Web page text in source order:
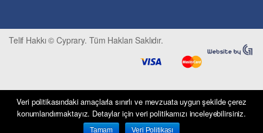
Psikoloji-Psikiyatri
Sivil Savunma ve Afet Yönetimi
Sosyal Bilimler
Spor, Seyahat ve Turizm
Telif Hakkı © Cyprary. Tüm Hakları Saklıdır.
Veri politikasındaki amaçlarla sınırlı ve mevzuata uygun şekilde çerez
konumlandırmaktayız. Detaylar için veri politikamızı inceleyebilirsiniz.
Tamam Veri Politikası